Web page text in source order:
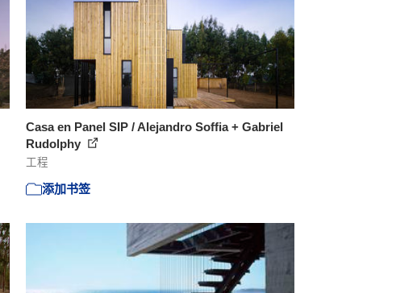
Casa en Panel SIP / Alejandro Soffia + Gabriel
Rudolphy
工程
添加书签